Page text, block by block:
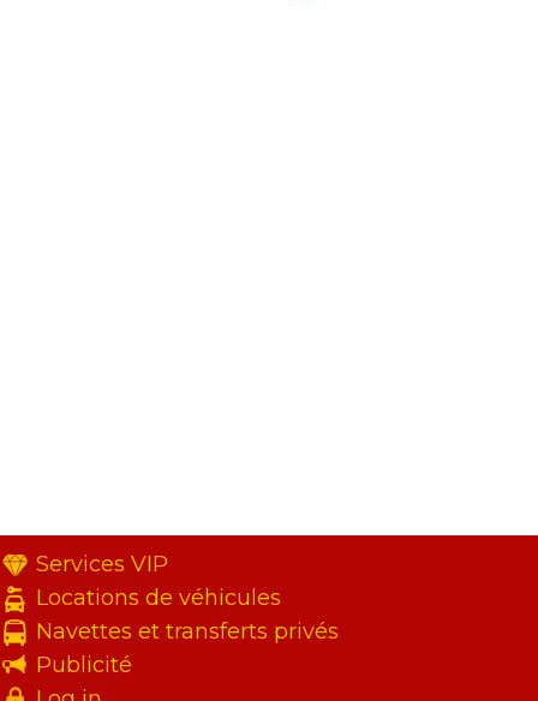
Services VIP
Locations de véhicules
Navettes et transferts privés
Publicité